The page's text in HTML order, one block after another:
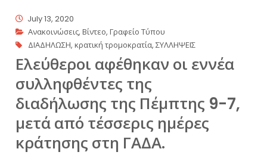
July 13, 2020
Ανακοινώσεις,Βίντεο,Γραφείο Τύπου
ΔΙΑΔΗΛΩΣΗ,κρατική τρομοκρατία,ΣΥΛΛΗΨΕΙΣ
Ελεύθεροι αφέθηκαν οι εννέα
συλληφθέντες της
διαδήλωσης της Πέμπτης 9-7,
μετά από τέσσερις ημέρες
κράτησης στη ΓΑΔΑ.